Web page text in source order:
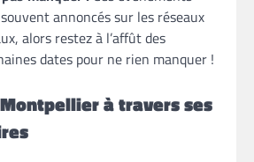
annoncés sur les réseaux
alors restez à l’affût des
dates pour ne rien manquer !
à travers ses